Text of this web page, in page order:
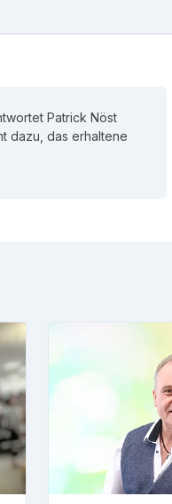
Patrick Nöst
dazu, das erhaltene